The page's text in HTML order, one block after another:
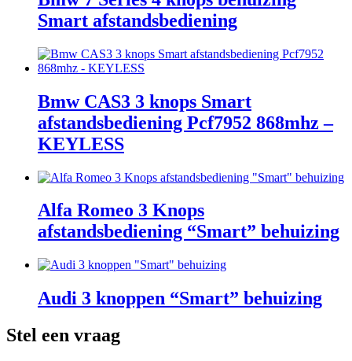
Smart afstandsbediening
Bmw CAS3 3 knops Smart
afstandsbediening Pcf7952 868mhz –
KEYLESS
Alfa Romeo 3 Knops
afstandsbediening “Smart” behuizing
Audi 3 knoppen “Smart” behuizing
Stel een vraag